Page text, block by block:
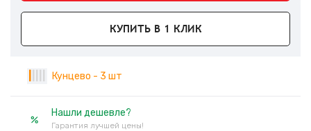
КУПИТЬ В 1 КЛИК
Кунцево - 3 шт
Нашли дешевле?
Гарантия лучшей цены!